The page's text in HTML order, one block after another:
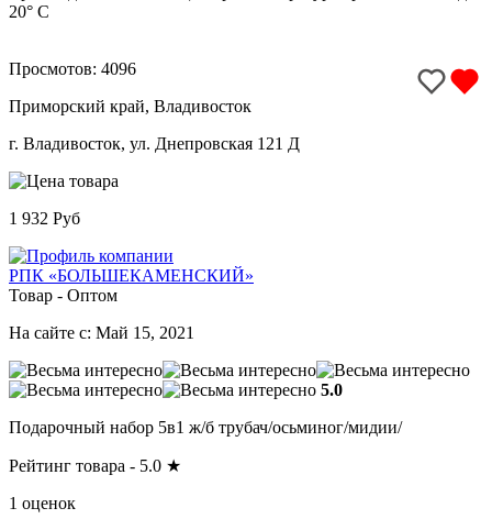
20° C
Просмотов: 4096
Приморский край, Владивосток
г. Владивосток, ул. Днепровская 121 Д
1 932 Руб
РПК «БОЛЬШЕКАМЕНСКИЙ»
Товар - Оптом
На сайте с: Май 15, 2021
5.0
Подарочный набор 5в1 ж/б трубач/осьминог/мидии/
Рейтинг товара - 5.0 ★
1 оценок